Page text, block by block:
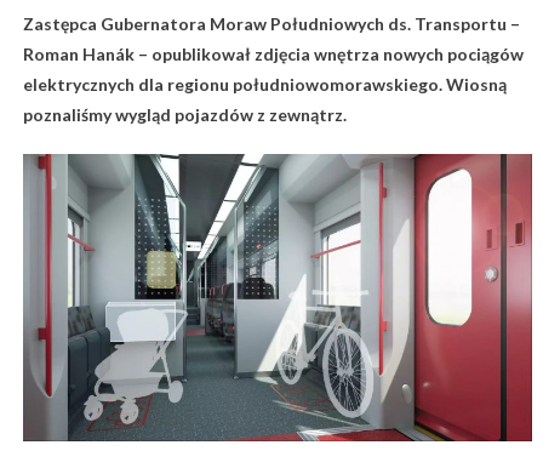
Zastępca Gubernatora Moraw Południowych ds. Transportu –
Roman Hanák – opublikował zdjęcia wnętrza nowych pociągów
elektrycznych dla regionu południowomorawskiego. Wiosną
poznaliśmy wygląd pojazdów z zewnątrz.